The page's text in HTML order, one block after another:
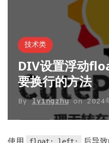
技术类
DIV设置浮动
要换行的方法
Bylyingzhuon2024
使用 后导